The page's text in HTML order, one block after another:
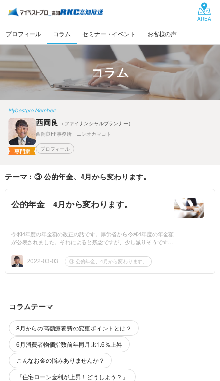
AREA
プロフィール コラム セミナー・イベント お客様の声
コラム
Mybestpro Members
専門家
西岡良
（ファイナンシャルプランナー）
西岡良FP事務所 ニシオカマコト
プロフィール
テーマ：③ 公的年金、4月から変わります。
公的年金 4月から変わります。
令和4年度の年金額の改正の話です。厚労省から令和4年度の年金額
が公表されました。それによると残念ですが、少し減りそうです。
から▲0.4％の...
2022-03-03 ③ 公的年金、4月から変わります。
コラムテーマ
8月からの高額療養費の変更ポイントとは？
6月消費者物価指数前年同月比1.6％上昇
こんなお金の悩みありませんか？
『住宅ローン金利が上昇！どうしよう？』